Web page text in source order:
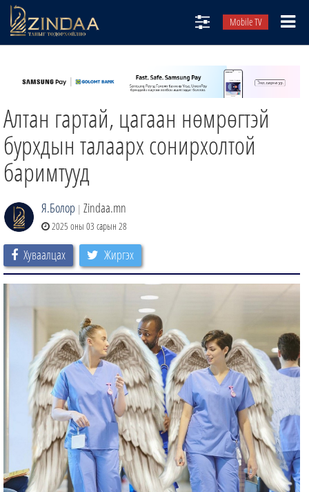
Mobile TV
ТВ8
ӨГЛӨӨНИЙ СОНИН
ЗИНДАА СЭТГҮҮЛ
Алтан гартай, цагаан нөмрөгтэй
бурхдын талаарх сонирхолтой
баримтууд
Я.Болор | Zindaa.mn
2025 оны 03 сарын 28
Хуваалцах Жиргэх